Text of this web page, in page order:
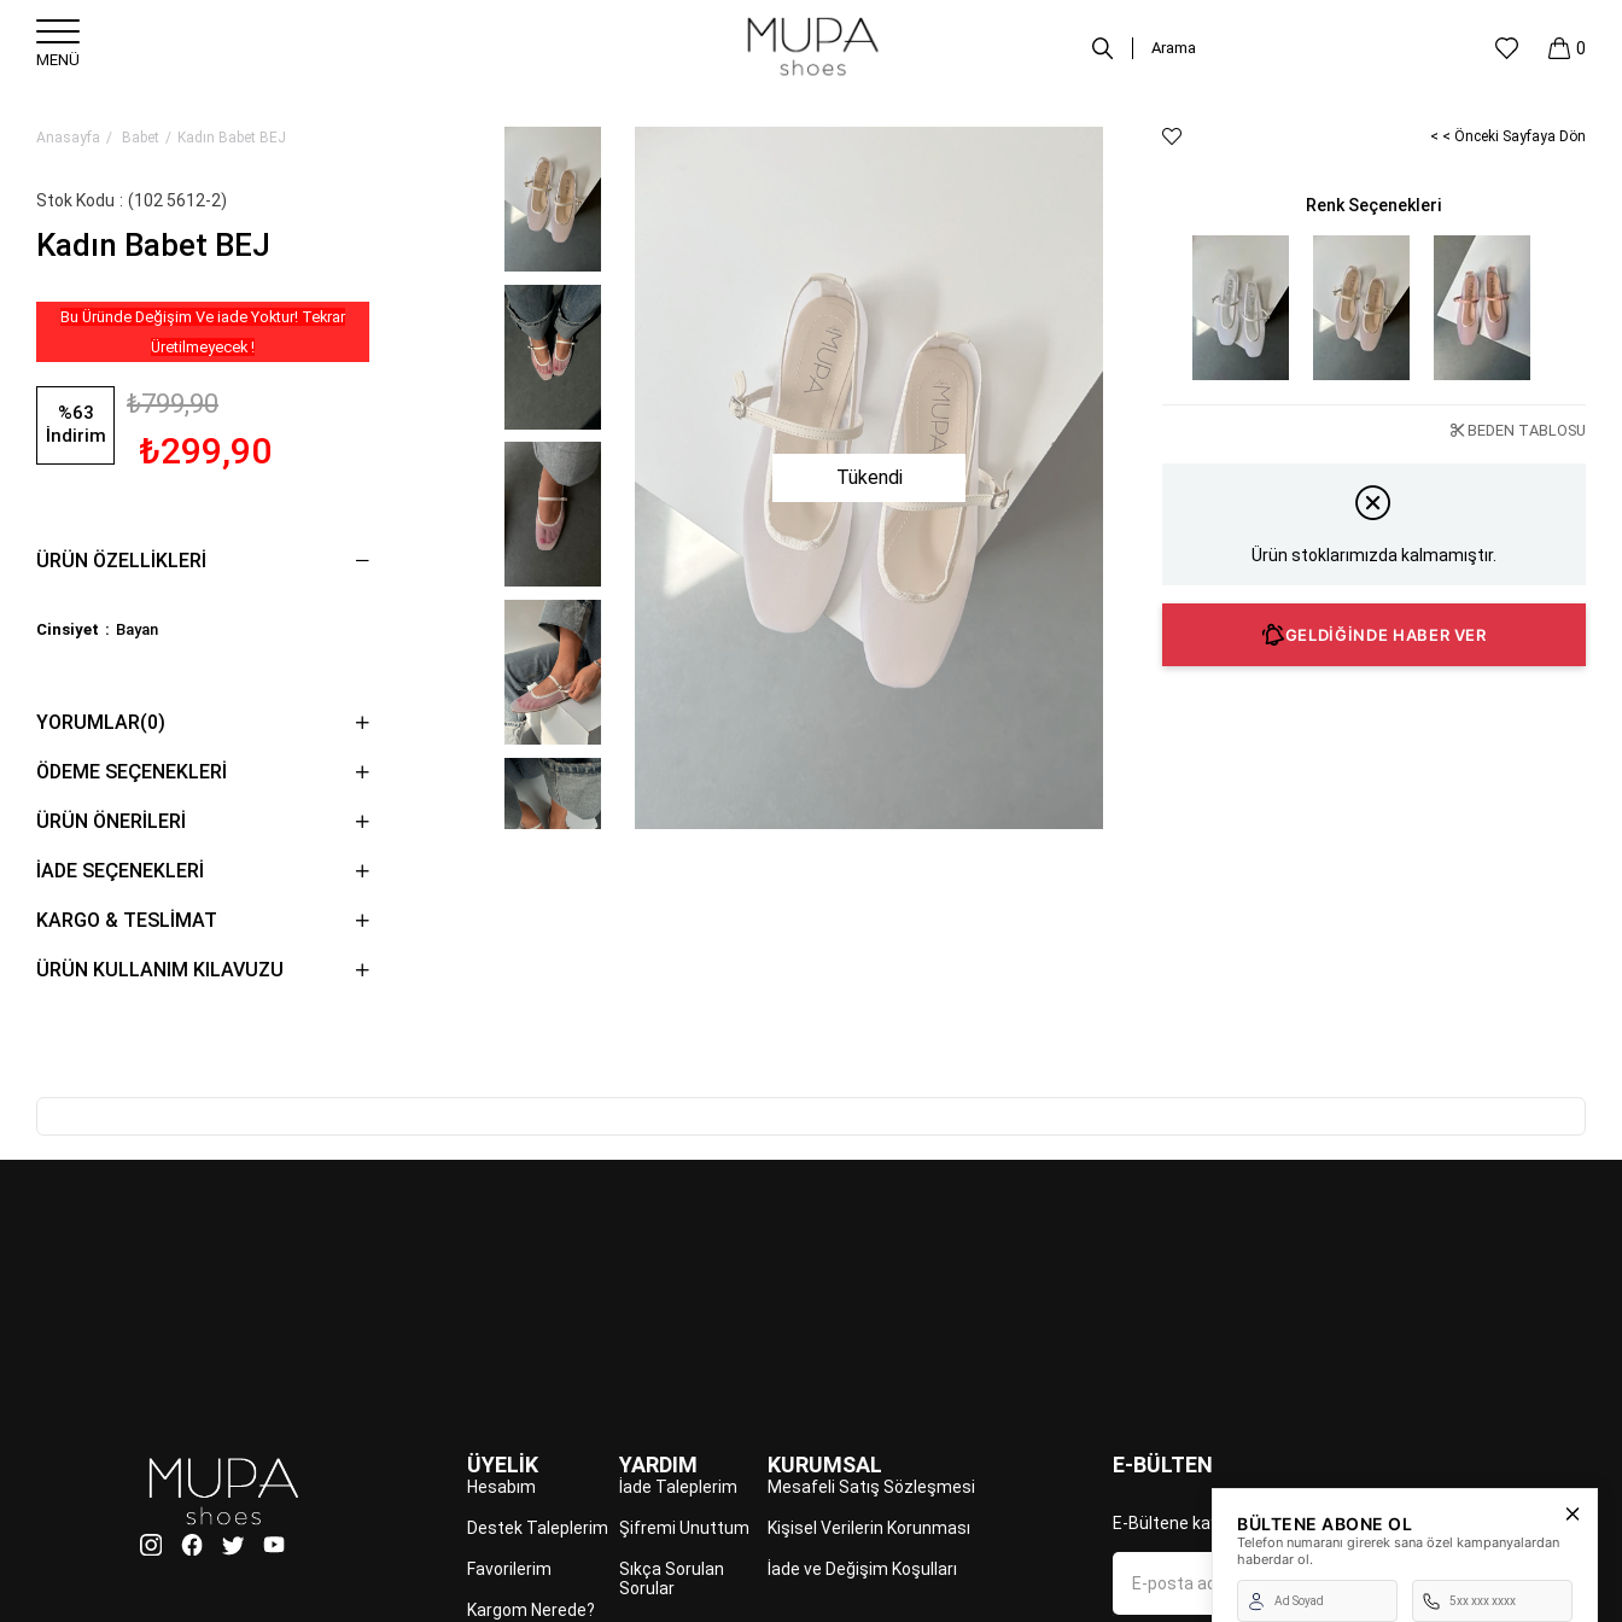
MENÜ
0
Anasayfa Babet Kadın Babet BEJ
Stok Kodu (102 5612-2)
Kadın Babet BEJ
Bu Üründe Değişim Ve iade Yoktur! Tekrar
Üretilmeyecek !
%63
İndirim
₺799,90
₺299,90
ÜRÜN ÖZELLIKLERI
Cinsiyet Bayan
YORUMLAR(0)
ÖDEME SEÇENEKLERI
ÜRÜN ÖNERILERI
İADE SEÇENEKLERİ
KARGO & TESLİMAT
ÜRÜN KULLANIM KILAVUZU
< < Önceki Sayfaya Dön
Renk Seçenekleri
BEDEN TABLOSU
Ürün stoklarımızda kalmamıştır.
GELDİĞİNDE HABER VER
ÜYELİK
Hesabım
Destek Taleplerim
Favorilerim
Kargom Nerede?
YARDIM
İade Taleplerim
Şifremi Unuttum
Sıkça Sorulan
Sorular
KURUMSAL
Mesafeli Satış Sözleşmesi
Kişisel Verilerin Korunması
İade ve Değişim Koşulları
E-BÜLTEN
E-Bültene kayıt ol fırsat ve indirimleri kaçırma!
Gönder
BÜLTENE ABONE OL
Telefon numaranı girerek sana özel kampanyalardan
haberdar ol.